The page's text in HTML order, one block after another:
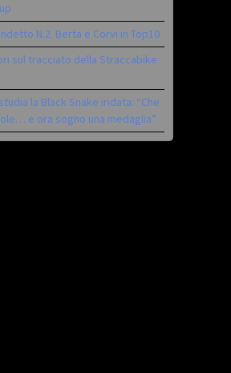
N.2. Berta e Corvi in Top10
sul tracciato della Straccabike
la Black Snake iridata: “Che
e ora sogno una medaglia”